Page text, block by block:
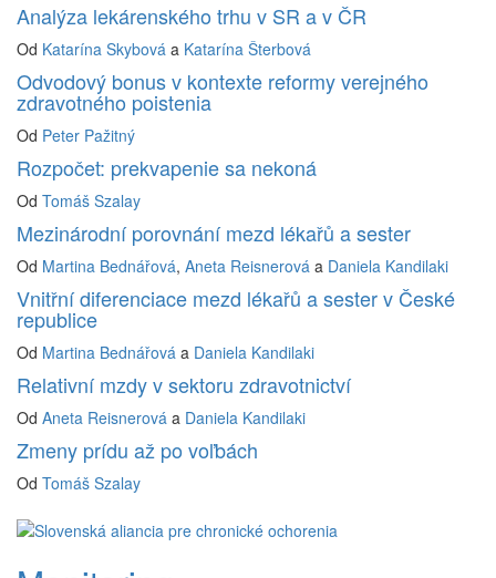
Analýza lekárenského trhu v SR a v ČR
Od Katarína Skybová a Katarína Šterbová
Odvodový bonus v kontexte reformy verejného
zdravotného poistenia
Od Peter Pažitný
Rozpočet: prekvapenie sa nekoná
Od Tomáš Szalay
Mezinárodní porovnání mezd lékařů a sester
Od Martina Bednářová, Aneta Reisnerová a Daniela Kandilaki
Vnitřní diferenciace mezd lékařů a sester v České
republice
Od Martina Bednářová a Daniela Kandilaki
Relativní mzdy v sektoru zdravotnictví
Od Aneta Reisnerová a Daniela Kandilaki
Zmeny prídu až po voľbách
Od Tomáš Szalay